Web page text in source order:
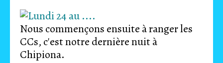
Nous commençons ensuite à ranger les
CCs, c'est notre dernière nuit à
Chipiona.